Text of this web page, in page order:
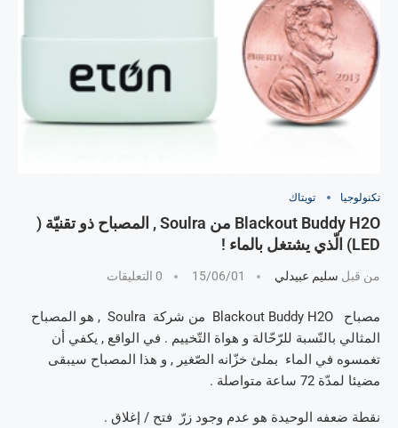
تكنولوجيا تويتاك
Blackout Buddy H2O من Soulra , المصباح ذو تقنيّة (
LED) الّذي يشتغل بالماء !
من قبل سليم عبيدلي 15/06/01 0 التعليقات
مصباح Blackout Buddy H2O من شركة Soulra , هو المصباح
المثالي بالنّسبة للرّحّالة و هواة التّخييم . في الواقع , يكفي أن
تغمسوه في الماء بملئ خزّانه الصّغير , و هذا المصباح سيبقى
مضيئا لمدّة 72 ساعة متواصلة .
نقطة ضعفه الوحيدة هو عدم وجود زرّ فتح / إغلاق .